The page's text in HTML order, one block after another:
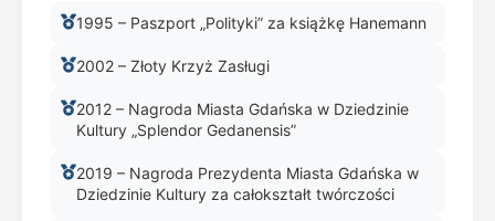
1995 – Paszport „Polityki” za książkę Hanemann
2002 – Złoty Krzyż Zasługi
2012 – Nagroda Miasta Gdańska w Dziedzinie
Kultury „Splendor Gedanensis”
2019 – Nagroda Prezydenta Miasta Gdańska w
Dziedzinie Kultury za całokształt twórczości